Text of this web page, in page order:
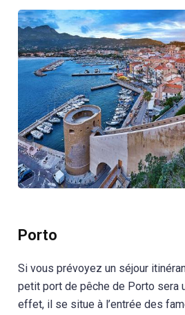
Porto
Si vous prévoyez un séjour
petit port de pêche de Porto sera
effet, il se situe à l’entrée des